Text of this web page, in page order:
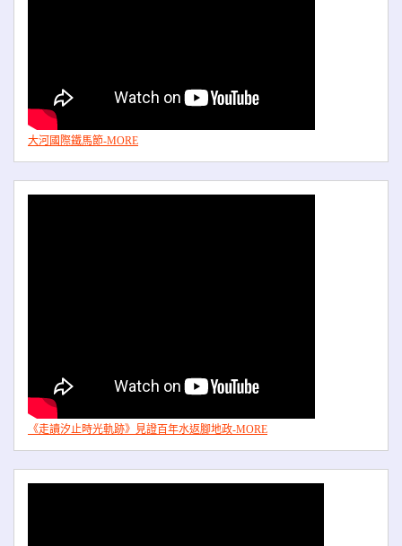
大河國際鐵馬節-MORE
《走讀汐止時光軌跡》見證百年水返腳地政-MORE